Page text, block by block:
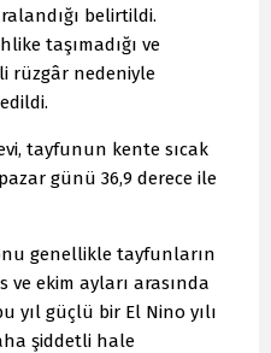
belirtildi.
taşımadığı ve
rüzgâr nedeniyle
tayfunun kente sıcak
günü 36,9 derece ile
genellikle tayfunların
ve ekim ayları arasında
yıl güçlü bir El Nino yılı
şiddetli hale